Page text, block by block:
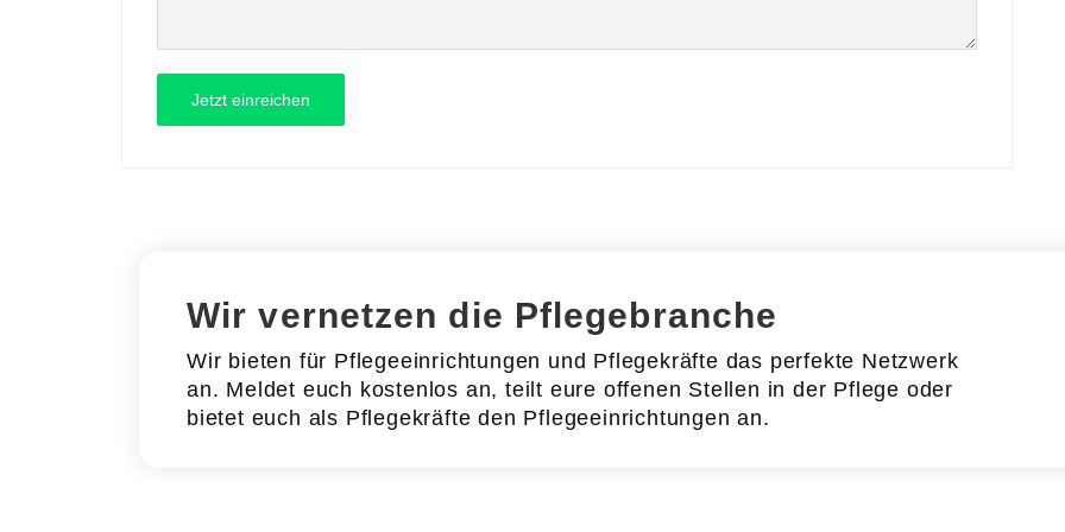
Wir vernetzen die Pflegebranche
Wir bieten für Pflegeeinrichtungen und Pflegekräfte das perfekte Netzwerk
an. Meldet euch kostenlos an, teilt eure offenen Stellen in der Pflege oder
bietet euch als Pflegekräfte den Pflegeeinrichtungen an.